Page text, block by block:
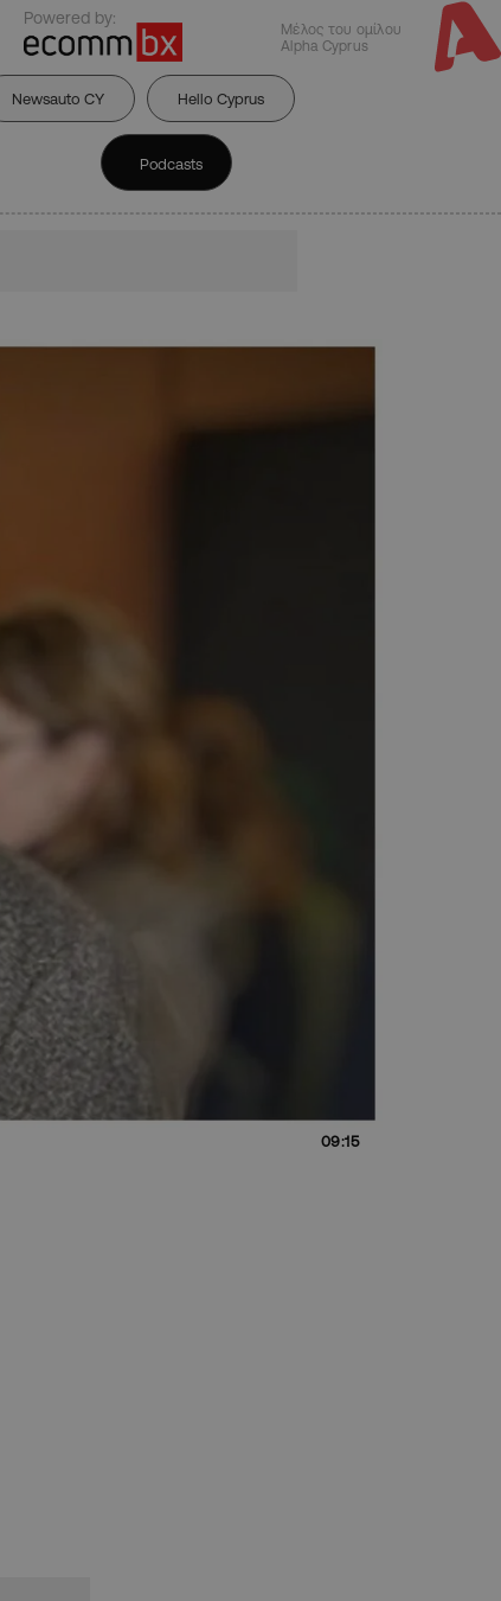
Powered by:
Μέλος του ομίλου
Alpha Cyprus
Newsauto CY Hello Cyprus
Podcasts
09:15